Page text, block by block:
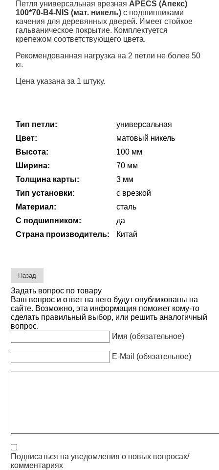
Петля универсальная врезная APECS (Апекс)
100*70-B4-NIS (мат. никель) с подшипниками
качения для деревянных дверей. Имеет стойкое
гальваническое покрытие. Комплектуется
крепежом соответствующего цвета.
Рекомендованная нагрузка на 2 петли не более 50
кг.
Цена указана за 1 штуку.
Тип петли:
универсальная
Цвет:
матовый никель
Высота:
100 мм
Ширина:
70 мм
Толщина карты:
3 мм
Тип установки:
с врезкой
Материал:
сталь
С подшипником:
да
Страна производитель:
Китай
Задать вопрос по товару
Ваш вопрос и ответ на него будут опубликованы на
сайте. Возможно, эта информация поможет кому-то
сделать правильный выбор, или решить аналогичный
вопрос.
Имя (обязательное)
E-Mail (обязательное)
Подписаться на уведомления о новых вопросах/
комментариях